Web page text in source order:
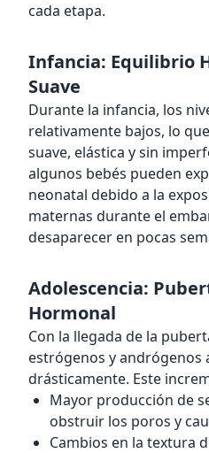
cada etapa.
Infancia: Equilibrio
Suave
Durante la infancia, los
relativamente bajos, lo
suave, elástica y sin
algunos bebés pueden
neonatal debido a la
maternas durante el
desaparecer en pocas
Adolescencia:
Hormonal
Con la llegada de la
estrógenos y andrógenos
drásticamente. Este
Mayor producción de
obstruir los poros y
Cambios en la textura